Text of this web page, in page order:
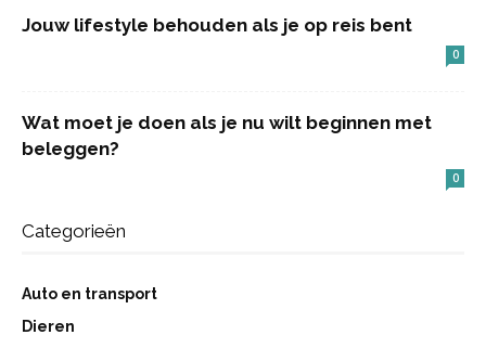
Jouw lifestyle behouden als je op reis bent
0
Wat moet je doen als je nu wilt beginnen met
beleggen?
0
Categorieën
Auto en transport
Dieren